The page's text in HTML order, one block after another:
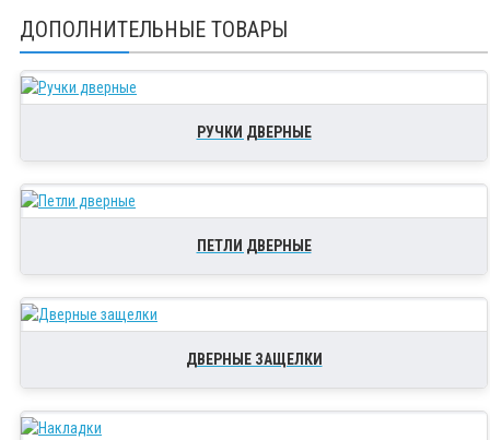
ДОПОЛНИТЕЛЬНЫЕ ТОВАРЫ
РУЧКИ ДВЕРНЫЕ
ПЕТЛИ ДВЕРНЫЕ
ДВЕРНЫЕ ЗАЩЕЛКИ